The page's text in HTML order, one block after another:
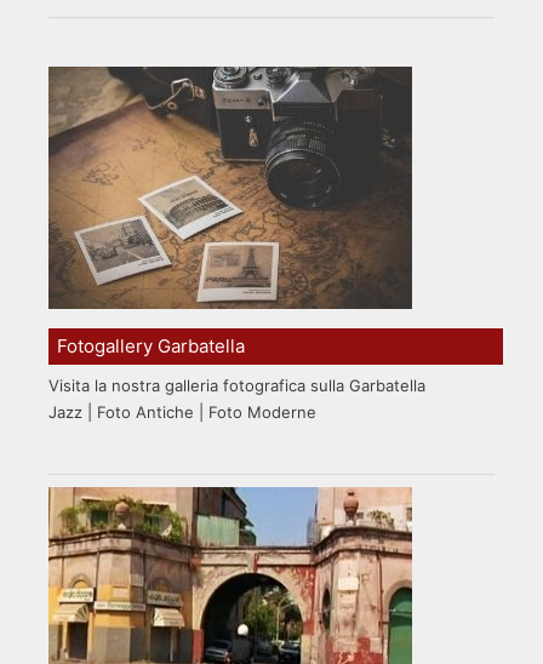
Fotogallery Garbatella
Visita la nostra galleria fotografica sulla Garbatella
Jazz | Foto Antiche | Foto Moderne